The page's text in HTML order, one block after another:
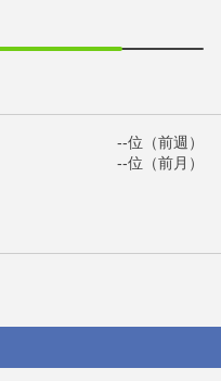
--位（前週）
--位（前月）